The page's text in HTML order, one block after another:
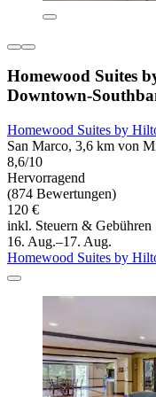
Homewood Suites
Downtown-
Homewood Suites by
San Marco, 3,6 km von
8,6/10
Hervorragend
(874 Bewertungen)
120 €
inkl. Steuern & Gebühren
16. Aug.–17. Aug.
Homewood Suites by